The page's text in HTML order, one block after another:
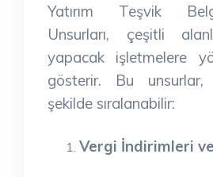
Yatırım Teşvik
Unsurları, çeşitli
yapacak işletmelere
gösterir. Bu unsurlar,
şekilde sıralanabilir:
Vergi İndirimleri